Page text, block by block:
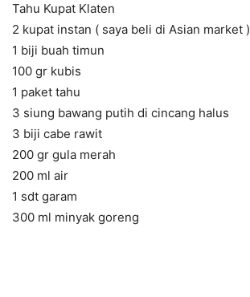
Tahu Kupat Klaten
2 kupat instan ( saya beli di Asian market )
1 biji buah timun
100 gr kubis
1 paket tahu
3 siung bawang putih di cincang halus
3 biji cabe rawit
200 gr gula merah
200 ml air
1 sdt garam
300 ml minyak goreng